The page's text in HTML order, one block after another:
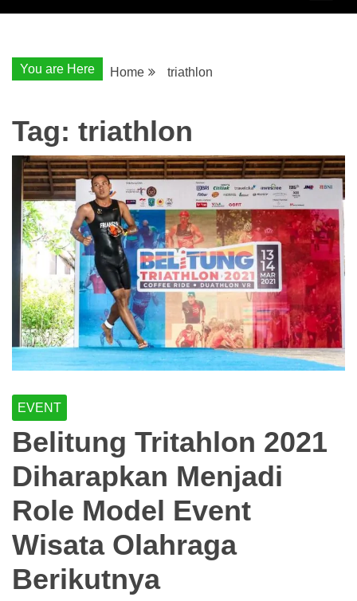
You are Here Home triathlon
Tag: triathlon
EVENT
Belitung Tritahlon 2021
Diharapkan Menjadi
Role Model Event
Wisata Olahraga
Berikutnya